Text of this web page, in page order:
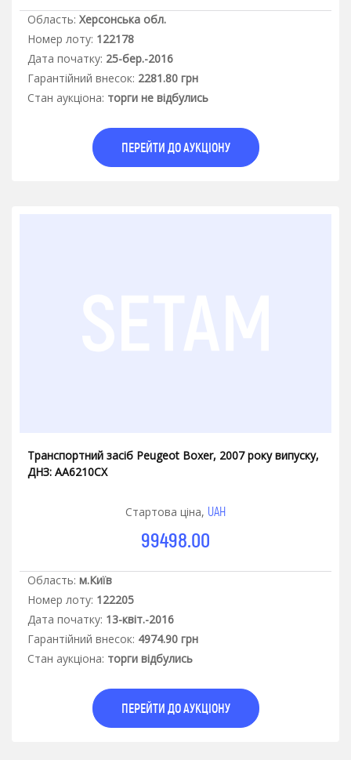
Область: Херсонська обл.
Номер лоту: 122178
Дата початку: 25-бер.-2016
Гарантiйний внесок: 2281.80 грн
Стан аукцiона: торги не відбулись
ПЕРЕЙТИ ДО АУКЦІОНУ
Транспортний засіб Peugeot Boxer, 2007 року випуску,
ДНЗ: АA6210CX
Стартова ціна, UAH
99498.00
Область: м.Київ
Номер лоту: 122205
Дата початку: 13-квіт.-2016
Гарантiйний внесок: 4974.90 грн
Стан аукцiона: торги відбулись
ПЕРЕЙТИ ДО АУКЦІОНУ